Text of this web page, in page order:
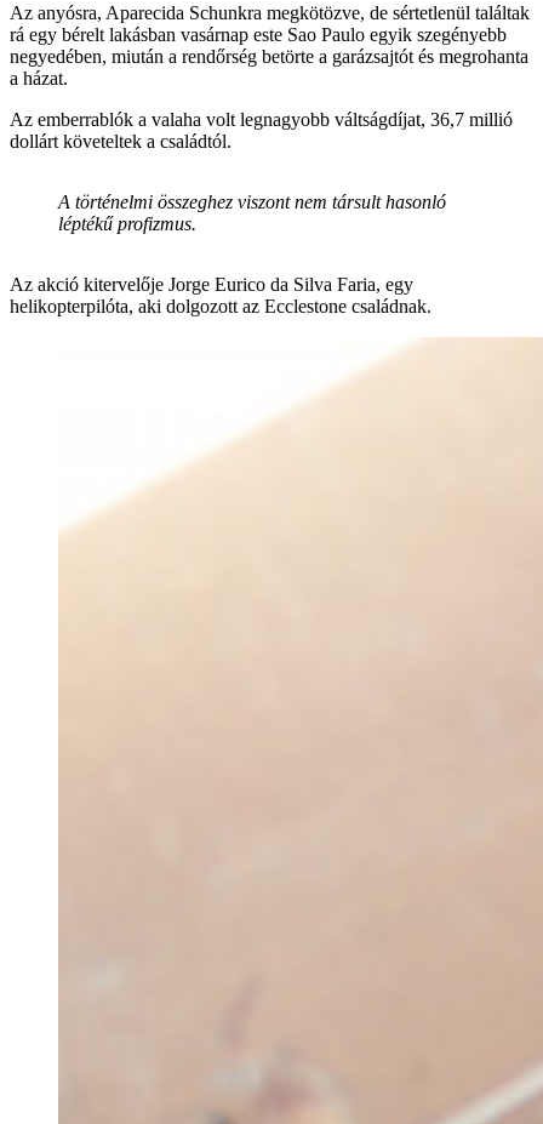
Az anyósra, Aparecida Schunkra megkötözve, de sértetlenül találtak
rá egy bérelt lakásban vasárnap este Sao Paulo egyik szegényebb
negyedében, miután a rendőrség betörte a garázsajtót és megrohanta
a házat.
Az emberrablók a valaha volt legnagyobb váltságdíjat, 36,7 millió
dollárt követeltek a családtól.
A történelmi összeghez viszont nem társult hasonló
léptékű profizmus.
Az akció kitervelője Jorge Eurico da Silva Faria, egy
helikopterpilóta, aki dolgozott az Ecclestone családnak.